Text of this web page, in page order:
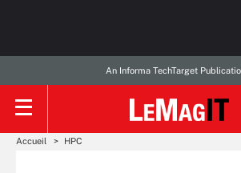
An Informa TechTarget
Accueil HPC